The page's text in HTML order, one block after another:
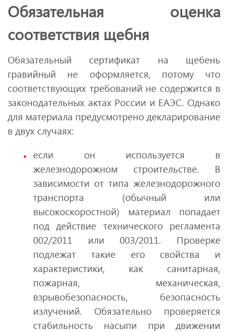
Обязательная оценка
соответствия щебня
Обязательный сертификат на щебень
гравийный не оформляется, потому что
соответствующих требований не содержится в
законодательных актах России и ЕАЭС. Однако
для материала предусмотрено декларирование
в двух случаях:
если он используется в
железнодорожном строительстве. В
зависимости от типа железнодорожного
транспорта (обычный или
высокоскоростной) материал попадает
под действие технического регламента
002/2011 или 003/2011. Проверке
подлежат такие его свойства и
характеристики, как санитарная,
пожарная, механическая,
взрывобезопасность, безопасность
излучений. Обязательно проверяется
стабильность насыпи при движении